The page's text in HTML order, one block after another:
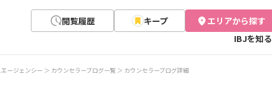
閲覧履歴 キープ エリアから探す
IBJを知る
ージェンシー カウンセラーブログ一覧 カウンセラーブログ詳細